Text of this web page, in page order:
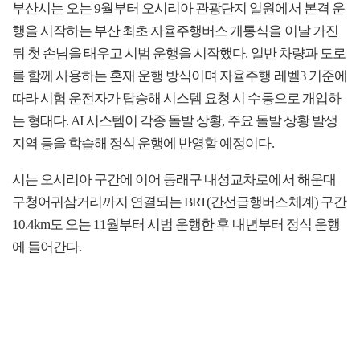
부산시는 오는 9월부터 오시리아 관광단지 일원에서 본격 운
행을 시작하는 부산 최초 자율주행버스 개통식을 이날 가진
뒤 첫 손님을 태우고 시범 운행을 시작했다. 일반 차량과 도로
를 함께 사용하는 혼재 운행 방식이며 자율주행 레벨3 기준에
따라 시험 운전자가 탑승해 시스템 요청 시 수동으로 개입하
는 형태다. AI 시스템이 각종 돌발 상황, 주요 돌발 상황 발생
지역 등을 학습해 정식 운행에 반영할 예정이다.
시는 오시리아 구간에 이어 동래구 내성교차로에서 해운대
구청어귀삼거리까지 연결되는 BRT(간선급행버스체계) 구간
10.4km도 오는 11월부터 시범 운행한 후 내년부터 정식 운행
에 들어간다.